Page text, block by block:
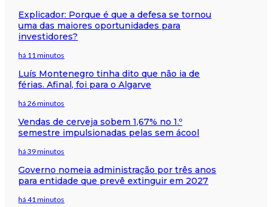
Explicador: Porque é que a defesa se tornou
uma das maiores oportunidades para
investidores?
há 11 minutos
Luís Montenegro tinha dito que não ia de
férias. Afinal, foi para o Algarve
há 26 minutos
Vendas de cerveja sobem 1,67% no 1.º
semestre impulsionadas pelas sem ácool
há 39 minutos
Governo nomeia administração por três anos
para entidade que prevê extinguir em 2027
há 41 minutos